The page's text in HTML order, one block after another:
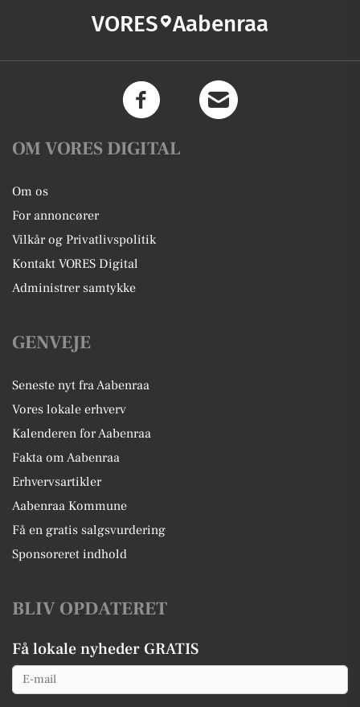
VORES Aabenraa
OM VORES DIGITAL
Om os
For annoncører
Vilkår og Privatlivspolitik
Kontakt VORES Digital
Administrer samtykke
GENVEJE
Seneste nyt fra Aabenraa
Vores lokale erhverv
Kalenderen for Aabenraa
Fakta om Aabenraa
Erhvervsartikler
Aabenraa Kommune
Få en gratis salgsvurdering
Sponsoreret indhold
BLIV OPDATERET
Få lokale nyheder GRATIS
Email